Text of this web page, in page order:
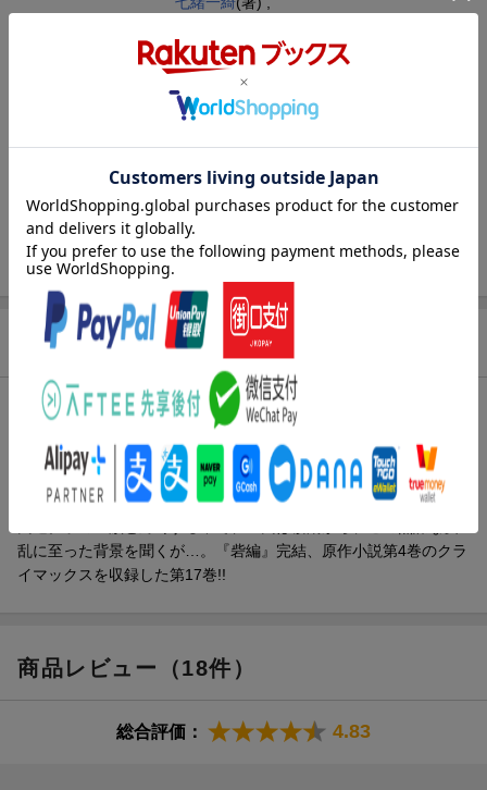
薬屋のひとりごと
薬屋のひとりごと
スクウェア・エニックス
発行形態 コミック
ISBN 9784301006558
商品説明
内容紹介（JPROより）
いつの日か、再会を願って…。
楼蘭と再会し、自分が砦へ連れてこられた意味を知った猫猫。一
方、子の一族の反乱を鎮圧し、猫猫を確保すべく砦に突入する壬
乱に至った背景を聞くが…。『砦編』完結、原作小説第4巻のクラ
イマックスを収録した第17巻!!
商品レビュー（18件）
総合評価： 4.83